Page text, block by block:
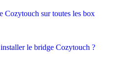
Cozytouch sur toutes les box
le bridge Cozytouch ?